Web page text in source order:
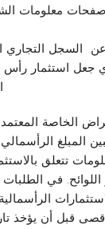
معلومات
السجل التجاري
جعل استثمار رأس
الخاصة
المبلغ
تتعلق
اللوائح. في
قبل أن يؤخذ